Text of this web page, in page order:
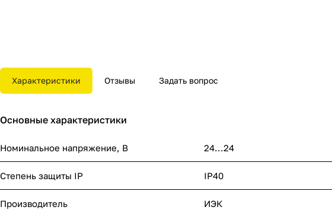
Характеристики Отзывы Задать вопрос
Основные характеристики
Номинальное напряжение, В 24...24
Степень защиты IP IP40
Производитель ИЭК